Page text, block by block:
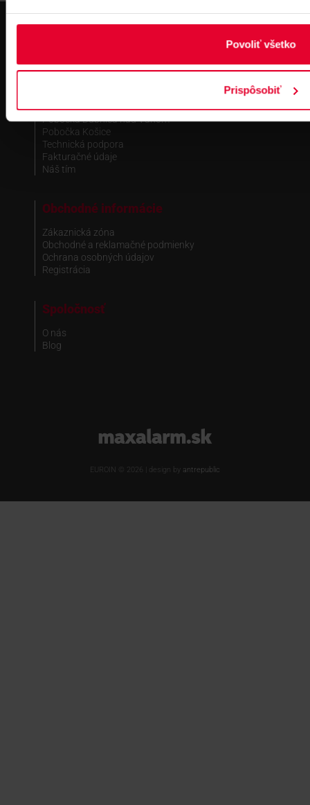
Povoliť všetko
Prispôsobiť
Pobočka Bratislava
Pobočka Dubnica nad Váhom
Pobočka Košice
Technická podpora
Fakturačné údaje
Náš tím
Obchodné informácie
Zákaznická zóna
Obchodné a reklamačné podmienky
Ochrana osobných údajov
Registrácia
Spoločnosť
O nás
Blog
www.maxalarm.sk
EUROIN © 2026 | design by antrepublic